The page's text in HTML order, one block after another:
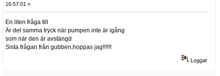
16:57:01 »
En liten fråga till
Är det samma tryck när pumpen inte är igång
som när den är avstängd
Sista frågan från gubben,hoppas jag!!!!!!
Loggat